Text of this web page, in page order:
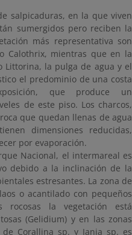
salpicaduras, en la que viven
sumergidos pero reciben la
más representativa son
Calothrix, mientras que en la
Littorina, la pulga de agua y el
el predominio de una costa
que produce un
de este piso. Los charcos,
que quedan llenas de agua
dimensiones reducidas,
por evaporación.
Nacional, el intermareal es
debido a la inclinación de la
estresantes. La zona de
o acantilado con pequeños
rocosas la vegetación está
(Gelidium) y en las zonas
Corallina sp. y Jania sp. es